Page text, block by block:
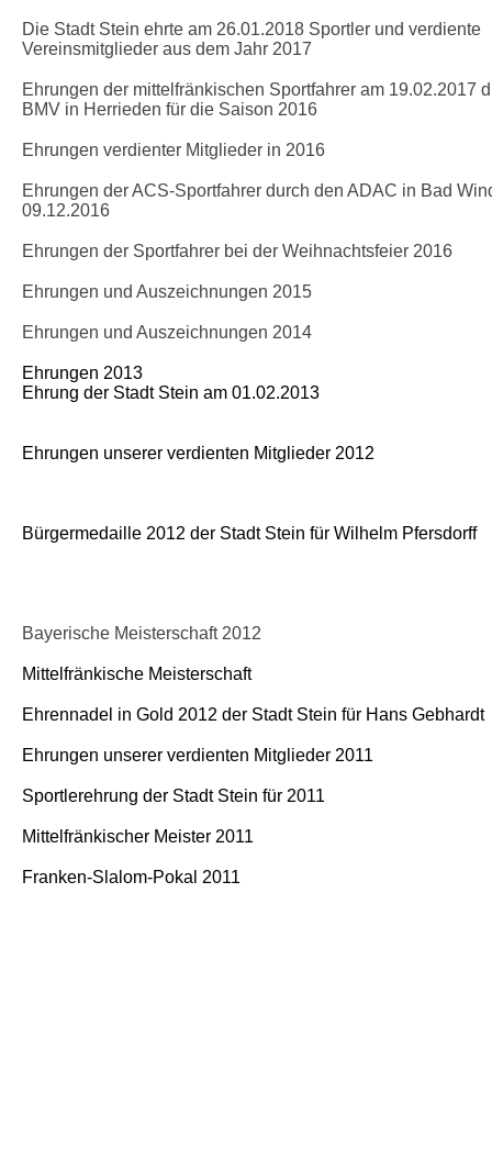
Die Stadt Stein ehrte am 26.01.2018 Sportler und verdiente
Vereinsmitglieder aus dem Jahr 2017
Ehrungen der mittelfränkischen Sportfahrer am 19.02.2017
BMV in Herrieden für die Saison 2016
Ehrungen verdienter Mitglieder in 2016
Ehrungen der ACS-Sportfahrer durch den ADAC in Bad
09.12.2016
Ehrungen der Sportfahrer bei der Weihnachtsfeier 2016
Ehrungen und Auszeichnungen 2015
Ehrungen und Auszeichnungen 2014
Ehrungen 2013
Ehrung der Stadt Stein am 01.02.2013
Ehrungen unserer verdienten Mitglieder 2012
Bürgermedaille 2012 der Stadt Stein für Wilhelm Pfersdorff
Bayerische Meisterschaft 2012
Mittelfränkische Meisterschaft
Ehrennadel in Gold 2012 der Stadt Stein für Hans Gebhardt
Ehrungen unserer verdienten Mitglieder 2011
Sportlerehrung der Stadt Stein für 2011
Mittelfränkischer Meister 2011
Franken-Slalom-Pokal 2011